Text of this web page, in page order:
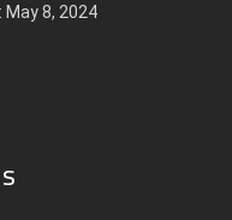
May 8, 2024